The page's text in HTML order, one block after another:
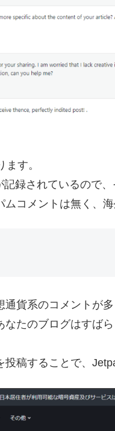
す。
録されているので
コメントは無く、
貨系のコメントが多
たのブログはすば
稿することで、